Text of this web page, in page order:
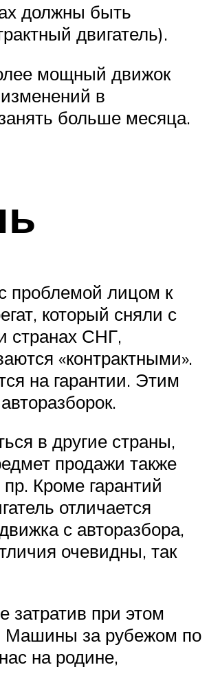
должны быть
двигатель).
мощный движок
в
больше месяца.
проблемой лицом к
который сняли с
странах СНГ,
«контрактными».
на гарантии. Этим
в другие страны,
продажи также
Кроме гарантий
отличается
с авторазбора,
очевидны, так
затратив при этом
Машины за рубежом по
на родине,